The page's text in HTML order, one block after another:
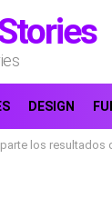
DESIGN
cirugía plástica, ¡y su transformación deja a todos